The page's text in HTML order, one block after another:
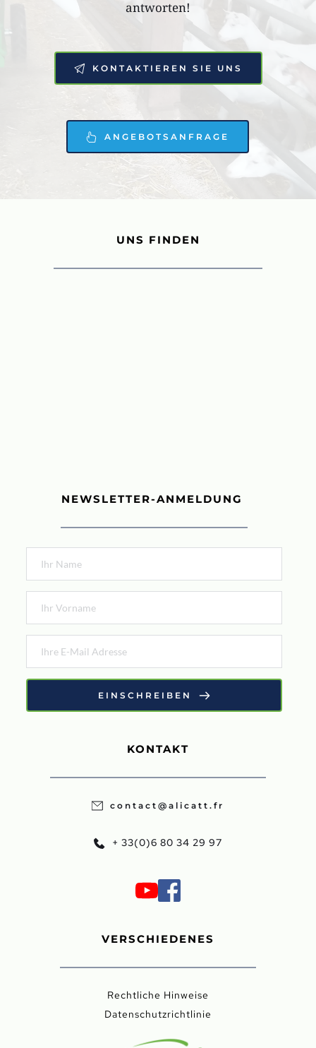
antworten!
KONTAKTIEREN SIE UNS
ANGEBOTSANFRAGE
UNS FINDEN
NEWSLETTER-ANMELDUNG
EINSCHREIBEN
KONTAKT
contact@alicatt.fr
+ 33(0)6 80 34 29 97
VERSCHIEDENES
Rechtliche Hinweise
Datenschutzrichtlinie